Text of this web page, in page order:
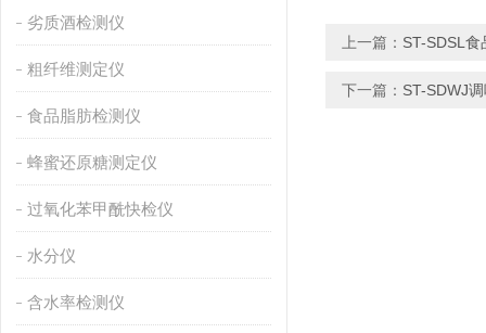
劣质酒检测仪
粗纤维测定仪
食品脂肪检测仪
蜂蜜还原糖测定仪
过氧化苯甲酰快检仪
水分仪
含水率检测仪
上一篇： ST-SDSL
下一篇： ST-SDWJ